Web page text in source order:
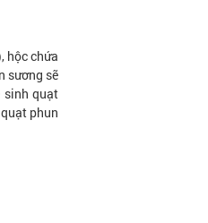
hộc chứa
sương sẽ
sinh quạt
phun